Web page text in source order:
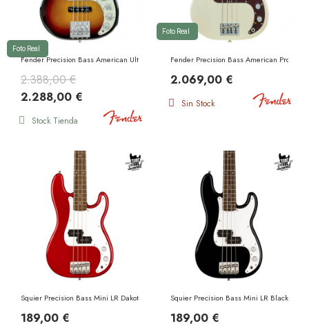
Fender Precision Bass American Ultra RW Ultraburst
2.388,00 €
2.288,00 €
Foto Real
Stock Tienda
Fender Precision Bass American
2.069,00 €
Foto Real
Sin Stock
Squier Precision Bass Mini LR Dakota Red
189,00 €
Squier Precision Bass Mini LR Black
189,00 €